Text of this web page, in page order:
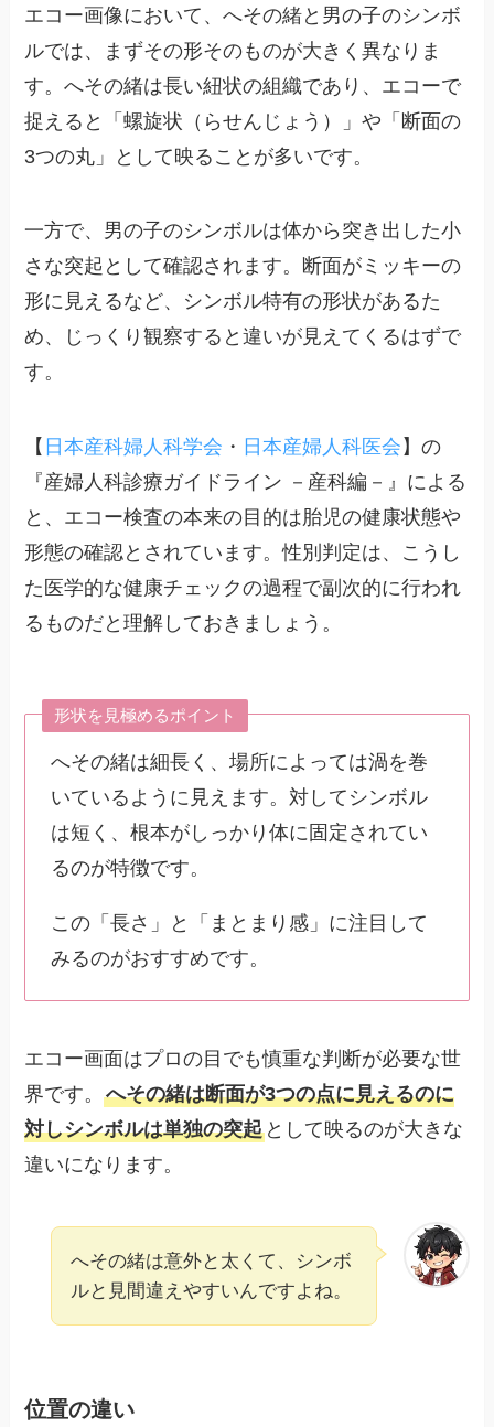
エコー画像において、へその緒と男の子のシンボ
ルでは、まずその形そのものが大きく異なりま
す。へその緒は長い紐状の組織であり、エコーで
捉えると「螺旋状（らせんじょう）」や「断面の
3つの丸」として映ることが多いです。
一方で、男の子のシンボルは体から突き出した小
さな突起として確認されます。断面がミッキーの
形に見えるなど、シンボル特有の形状があるた
め、じっくり観察すると違いが見えてくるはずで
す。
【 日本産科婦人科学会 ・ 日本産婦人科医会 】の
『産婦人科診療ガイドライン －産科編－』による
と、エコー検査の本来の目的は胎児の健康状態や
形態の確認とされています。性別判定は、こうし
た医学的な健康チェックの過程で副次的に行われ
るものだと理解しておきましょう。
形状を見極めるポイント
へその緒は細長く、場所によっては渦を巻
いているように見えます。対してシンボル
は短く、根本がしっかり体に固定されてい
るのが特徴です。
この「長さ」と「まとまり感」に注目して
みるのがおすすめです。
エコー画面はプロの目でも慎重な判断が必要な世
界です。へその緒は断面が3つの点に見えるのに
対しシンボルは単独の突起 として映るのが大きな
違いになります。
へその緒は意外と太くて、シンボ
ルと見間違えやすいんですよね。
位置の違い